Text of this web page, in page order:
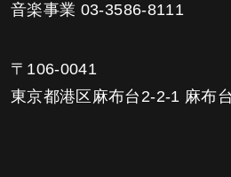
音楽事業 03-3586-8111
〒106-0041
東京都港区麻布台2-2-1 麻布